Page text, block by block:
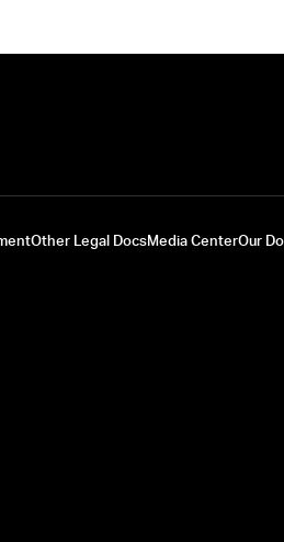
Other Legal DocsMedia CenterOur